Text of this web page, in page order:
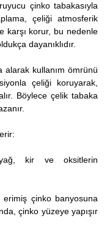
çinko tabakasıyla
çeliği atmosferik
karşı korur, bu nedenle
dayanıklıdır.
alarak kullanım ömrünü
çeliği koruyarak,
Böylece çelik tabaka
yağ, kir ve oksitlerin
çinko banyosuna
çinko yüzeye yapışır